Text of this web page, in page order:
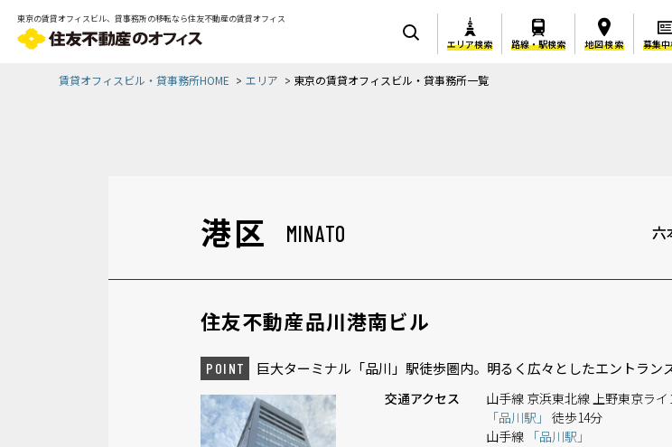
東京の賃貸オフィスビル、貸事務所の移転なら住友不動産の賃貸オフィス
エリア検索 路線・駅検索 地図検索 募集
賃貸オフィスビル・貸事務所HOME エリア 東京の賃貸オフィスビル・貸事務所一覧
港区 MINATO 六
住友不動産品川港南ビル
POINT 巨大ターミナル「品川」駅徒歩圏内。明るく広々としたエントラン
交通アクセス
山手線 京浜東北線 上野東京ラ
「品川駅」 徒歩14分
山手線 「品川駅」